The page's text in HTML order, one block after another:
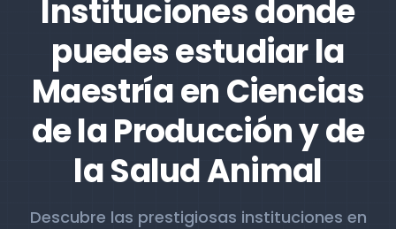
Instituciones donde
puedes estudiar la
Maestría en Ciencias
de la Producción y de
la Salud Animal
Descubre las prestigiosas instituciones en